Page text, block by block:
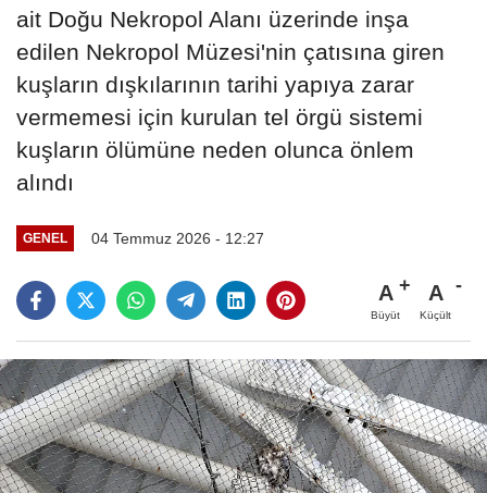
ait Doğu Nekropol Alanı üzerinde inşa
edilen Nekropol Müzesi'nin çatısına giren
kuşların dışkılarının tarihi yapıya zarar
vermemesi için kurulan tel örgü sistemi
kuşların ölümüne neden olunca önlem
alındı
GENEL 04 Temmuz 2026 - 12:27
A
Büyüt
A
Küçült